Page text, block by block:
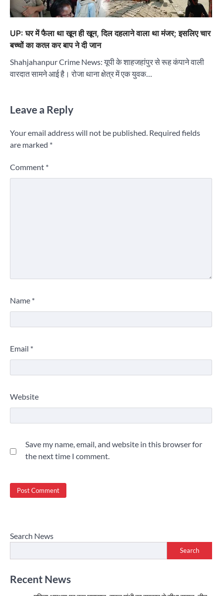
UP: घर में फैला था खून ही खून, दिल दहलाने वाला था मंजर; इसलिए चार
बच्चों का कत्ल कर बाप ने दी जान
Shahjahanpur Crime News: यूपी के शाहजहांपुर से रूह कंपाने वाली
वारदात सामने आई है। रोजा थाना क्षेत्र में एक युवक…
Leave a Reply
Your email address will not be published. Required fields
are marked *
Comment *
Name *
Email *
Website
Save my name, email, and website in this browser for
the next time I comment.
Search News
Search
Recent News